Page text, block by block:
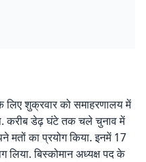
लिए शुक्रवार को समाहरणालय में
करीब डेढ़ घंटे तक चले चुनाव में
का प्रयोग किया. इनमें 17
लिया. बिस्कोमान अध्यक्ष पद के